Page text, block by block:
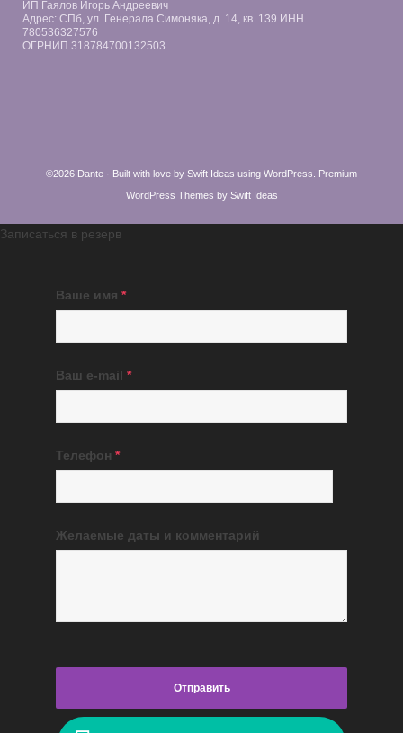
ИП Гаялов Игорь Андреевич
Адрес: СПб, ул. Генерала Симоняка, д. 14, кв. 139 ИНН
780536327576
ОГРНИП 318784700132503
©2026 Dante · Built with love by Swift Ideas using WordPress
Premium
WordPress Themes by Swift Ideas
Записаться в резерв
Ваше имя *
Ваш e-mail *
Телефон *
Желаемые даты и комментарий